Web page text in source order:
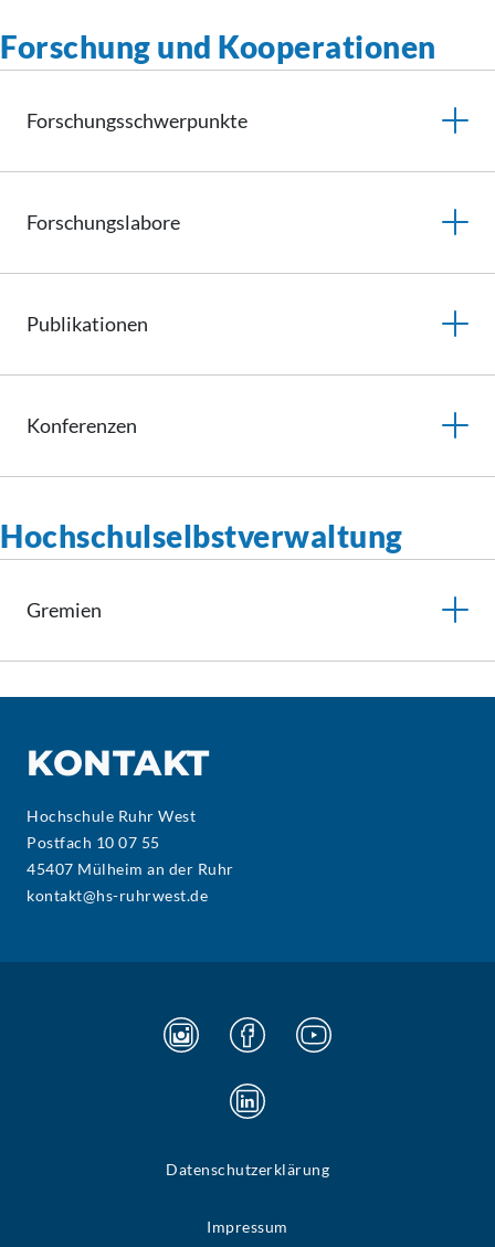
Forschung und Kooperationen
Forschungsschwerpunkte
Forschungslabore
Publikationen
Konferenzen
Hochschulselbstverwaltung
Gremien
KONTAKT
Hochschule Ruhr West
Postfach 10 07 55
45407 Mülheim an der Ruhr
kontakt@hs-ruhrwest.de
Datenschutzerklärung
Impressum